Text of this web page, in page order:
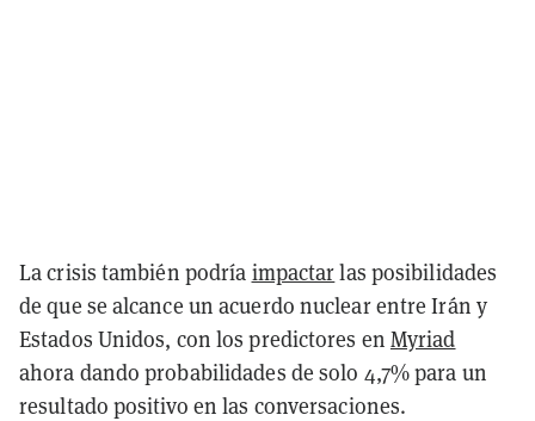
La crisis también podría impactarlas posibilidades
de que se alcance un acuerdo nuclear entre Irán y
Estados Unidos, con lospredictores en Myriad
ahora dando probabilidades de solo 4,7% para un
resultado positivo en las conversaciones.